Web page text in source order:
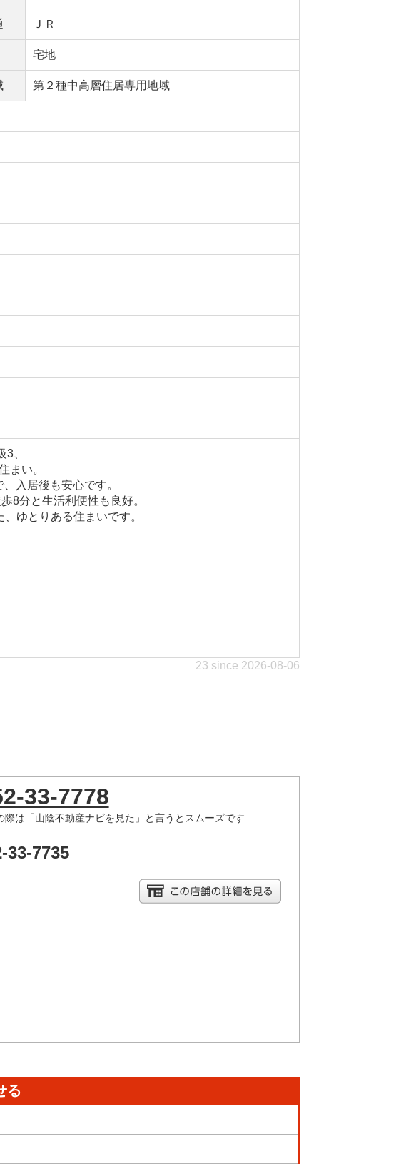
ＪＲ
宅地
第２種中高層住居専用地域
、
まい。
入居後も安心です。
8分と生活利便性も良好。
ゆとりある住まいです。
23 since 2026-08-06
33-7778
際は「山陰不動産ナビを見た」と言うとスムーズです
33-7735